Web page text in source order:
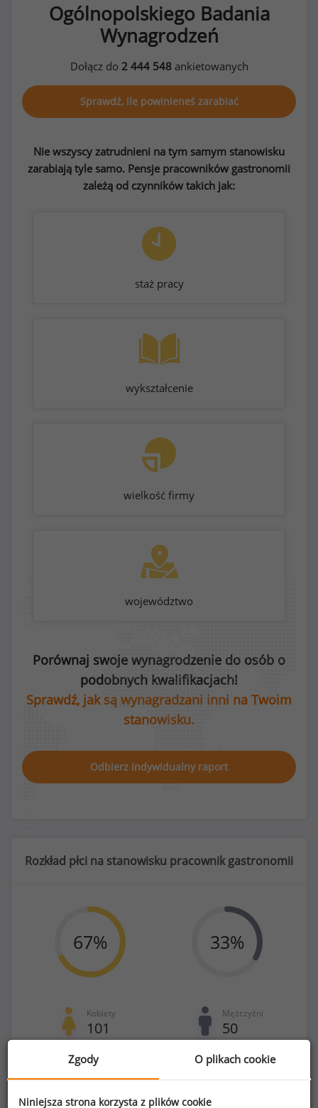
Ogólnopolskiego Badania
Wynagrodzeń
Dołącz do 2 444 548ankietowanych
Sprawdź, ile powinieneś zarabiać
Nie wszyscy zatrudnieni na tym samym stanowisku
zarabiają tyle samo. Pensje pracowników gastronomii
zależą od czynników takich jak:
staż pracy
wykształcenie
wielkość firmy
województwo
Porównaj swoje wynagrodzenie do osób o
podobnych kwalifikacjach!
Sprawdź, jak są wynagradzani inni na Twoim
stanowisku.
Odbierz indywidualny raport
Rozkład płci na stanowisku pracownik gastronomii
67%
Kobiety
101
33%
Mężczyźni
50
Zgody O plikach cookie
Niniejsza strona korzysta z plików cookie